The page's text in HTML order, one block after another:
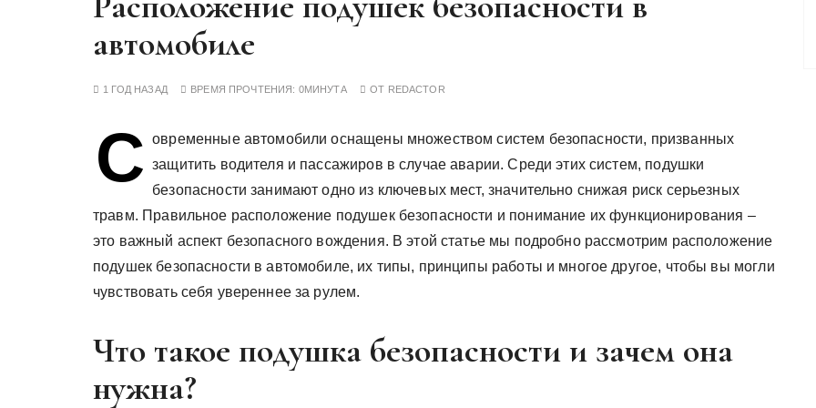
автомобиле
1 ГОД НАЗАД ВРЕМЯ ПРОЧТЕНИЯ: 0МИНУТА ОТ REDACTOR
С овременные автомобили оснащены множеством систем безопасности, призванных
защитить водителя и пассажиров в случае аварии. Среди этих систем, подушки
безопасности занимают одно из ключевых мест, значительно снижая риск серьезных
травм. Правильное расположение подушек безопасности и понимание их функционирования –
это важный аспект безопасного вождения. В этой статье мы подробно рассмотрим расположение
подушек безопасности в автомобиле, их типы, принципы работы и многое другое, чтобы вы могли
чувствовать себя увереннее за рулем.
Что такое подушка безопасности и зачем она
нужна?